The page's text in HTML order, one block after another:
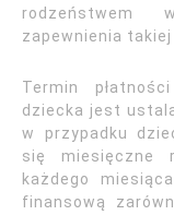
rodzeństwem
zapewnienia
Termin
dziecka jest
w przypadku
się miesięczne
każdego
finansową